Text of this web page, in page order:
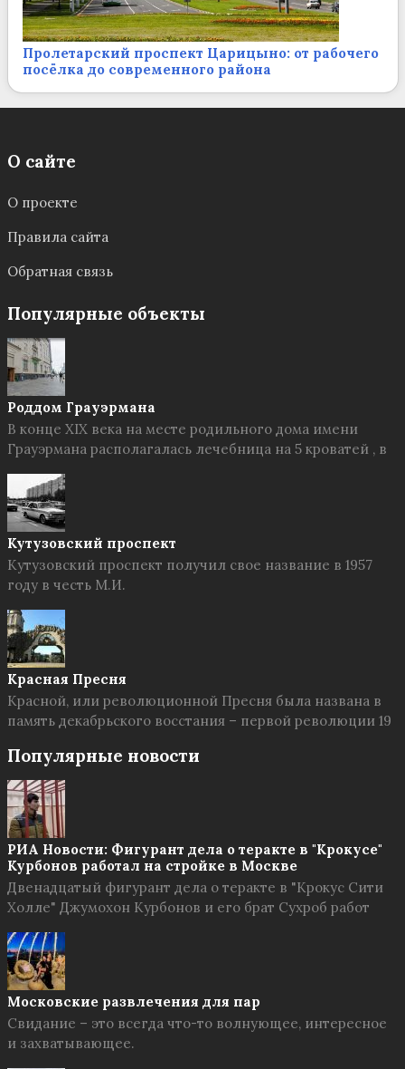
Пролетарский проспект Царицыно: от рабочего
посёлка до современного района
О сайте
О проекте
Правила сайта
Обратная связь
Популярные объекты
Роддом Грауэрмана
В конце XIX века на месте родильного дома имени
Грауэрмана располагалась лечебница на 5 кроватей , в
Кутузовский проспект
Кутузовский проспект получил свое название в 1957
году в честь М.И.
Красная Пресня
Красной, или революционной Пресня была названа в
память декабрьского восстания – первой революции 19
Популярные новости
РИА Новости: Фигурант дела о теракте в "Крокусе"
Курбонов работал на стройке в Москве
Двенадцатый фигурант дела о теракте в "Крокус Сити
Холле" Джумохон Курбонов и его брат Сухроб работ
Московские развлечения для пар
Свидание – это всегда что-то волнующее, интересное
и захватывающее.